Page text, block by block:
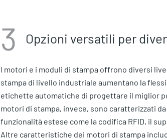
3 Opzioni versatili per
I motori e i moduli di stampa offrono diversi
stampa di livello industriale aumentano la
etichette automatiche di progettare il miglior
motori di stampa, invece, sono caratterizzati
funzionalità estese come la codifica RFID, il
Altre caratteristiche dei motori di stampa